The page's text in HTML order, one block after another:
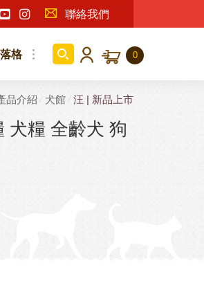
聯絡我們
格 0
品介紹 犬館 汪 | 新品上市
犬糧 全齡犬 狗